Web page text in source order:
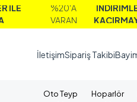
%20'A
İNDİRİMLERİ
KAÇIRMAYIN!
İletişimSipariş Takibi
Oto Teyp Hoparlör